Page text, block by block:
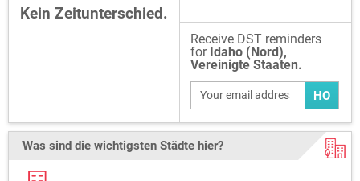
Kein Zeitunterschied.
Receive DST reminders
for Idaho (Nord),
Vereinigte Staaten.
HO
Was sind die wichtigsten Städte hier?